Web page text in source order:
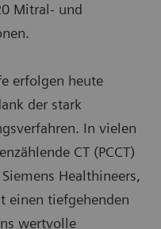
Mitral- und
erfolgen heute
der stark
In vielen
CT (PCCT)
Healthineers,
einen tiefgehenden
wertvolle